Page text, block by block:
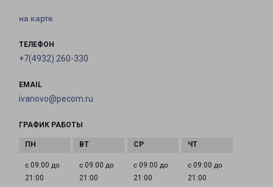
на карте
ТЕЛЕФОН
+7(4932) 260-330
EMAIL
ivanovo@pecom.ru
ГРАФИК РАБОТЫ
с 09:00 до
21:00
с 09:00 до
21:00
с 09:00 до
21:00
с 09:00 до
21:00